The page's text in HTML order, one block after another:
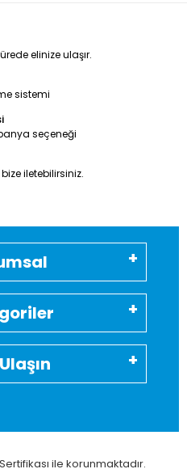
elinize ulaşır.
sistemi
seçeneği
iletebilirsiniz.
ile korunmaktadır.